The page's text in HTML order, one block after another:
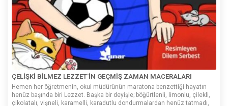
ÇELİŞKİ BİLMEZ LEZZET'İN GEÇMİŞ ZAMAN MACERALARI
Hemen her öğretmenin, okul müdürünün maratona benzettiği hayatın
henüz başında biri Lezzet. Başka bir deyişle; böğürtlenli, limonlu, çilekli,
çikolatalı, vişneli, karamelli, karadutlu dondurmalardan henüz tatmadı,